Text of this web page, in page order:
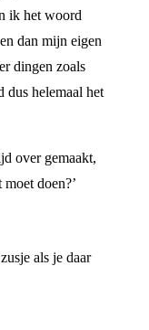
ik het woord
dan mijn eigen
dingen zoals
dus helemaal het
over gemaakt,
doen?’
als je daar